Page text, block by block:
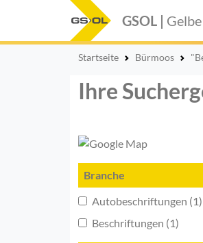
GSOL |
Startseite Bürmoos
Ihre
Branche
Autobeschriftungen (1)
Beschriftungen (1)